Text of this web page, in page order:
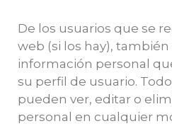
De los usuarios que se
web (si los hay),
información personal
su perfil de usuario.
pueden ver, editar o
personal en cualquier